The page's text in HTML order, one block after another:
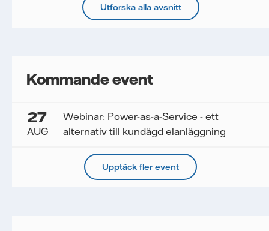
Utforska alla avsnitt
Kommande event
27
AUG
Webinar: Power-as-a-Service - ett
alternativ till kundägd elanläggning
Upptäck fler event